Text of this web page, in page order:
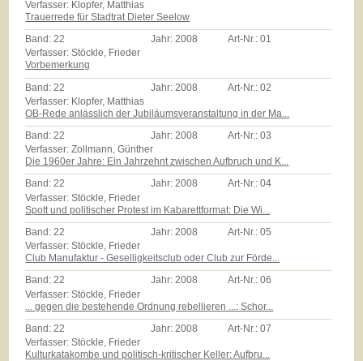
Verfasser: Klopfer, Matthias
Trauerrede für Stadtrat Dieter Seelow
Band:22 Jahr:2008 Art-Nr.:01
Verfasser: Stöckle, Frieder
Vorbemerkung
Band: 22 Jahr: 2008 Art-Nr.:02
Verfasser: Klopfer, Matthias
OB-Rede anlässlich der Jubiläumsveranstaltung in der Ma...
Band:22 Jahr:2008 Art-Nr.:03
Verfasser: Zollmann, Günther
Die 1960er Jahre: Ein Jahrzehnt zwischen Aufbruch und K...
Band:22 Jahr:2008 Art-Nr.:04
Verfasser: Stöckle, Frieder
Spott und politischer Protest im Kabarettformat: Die Wi...
Band:22 Jahr:2008 Art-Nr.:05
Verfasser: Stöckle, Frieder
Club Manufaktur - Geselligkeitsclub oder Club zur Förde...
Band:22 Jahr:2008 Art-Nr.:06
Verfasser: Stöckle, Frieder
... gegen die bestehende Ordnung rebellieren ...: Schor...
Band: 22 Jahr: 2008 Art-Nr.:07
Verfasser: Stöckle, Frieder
Kulturkatakombe und politisch-kritischer Keller: Aufbru...